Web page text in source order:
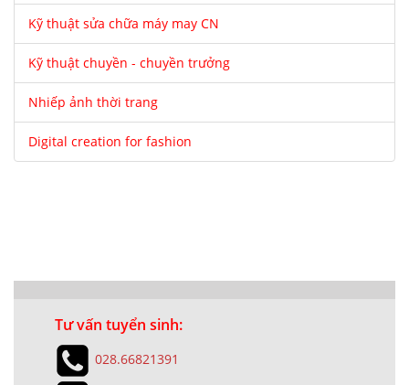
Kỹ thuật sửa chữa máy may CN
Kỹ thuật chuyền - chuyền trưởng
Nhiếp ảnh thời trang
Digital creation for fashion
Tư vấn tuyển sinh:
028.66821391